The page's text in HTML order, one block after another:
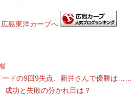
ドの9回9失点、新井さんで優勝は……
成功と失敗の分かれ目は？